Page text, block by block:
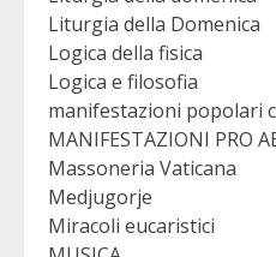
Liturgia della Domenica
Logica della fisica
Logica e filosofia
manifestazioni popolari
MANIFESTAZIONI PRO
Massoneria Vaticana
Medjugorje
Miracoli eucaristici